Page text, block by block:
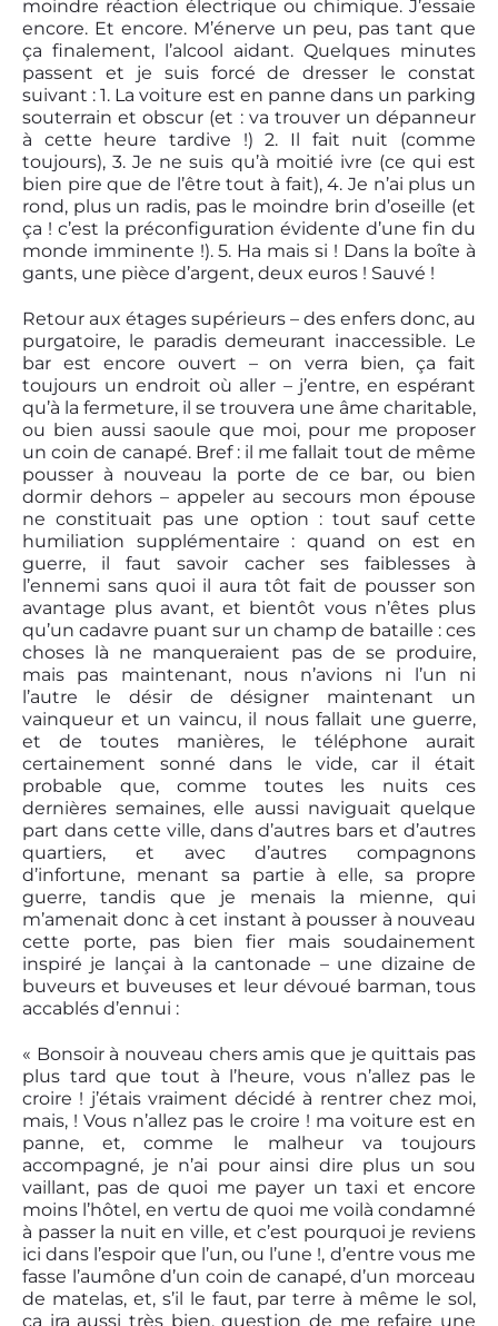
moindre réaction électrique ou chimique. J’essaie
encore. Et encore. M’énerve un peu, pas tant que
ça finalement, l’alcool aidant. Quelques minutes
passent et je suis forcé de dresser le constat
suivant : 1. La voiture est en panne dans un parking
souterrain et obscur (et : va trouver un dépanneur
à cette heure tardive !) 2. Il fait nuit (comme
toujours), 3. Je ne suis qu’à moitié ivre (ce qui est
bien pire que de l’être tout à fait), 4. Je n’ai plus un
rond, plus un radis, pas le moindre brin d’oseille (et
ça ! c’est la préconfiguration évidente d’une fin du
monde imminente !). 5. Ha mais si ! Dans la boîte à
gants, une pièce d’argent, deux euros ! Sauvé !
Retour aux étages supérieurs – des enfers donc, au
purgatoire, le paradis demeurant inaccessible. Le
bar est encore ouvert – on verra bien, ça fait
toujours un endroit où aller – j’entre, en espérant
qu’à la fermeture, il se trouvera une âme charitable,
ou bien aussi saoule que moi, pour me proposer
un coin de canapé. Bref : il me fallait tout de même
pousser à nouveau la porte de ce bar, ou bien
dormir dehors – appeler au secours mon épouse
ne constituait pas une option : tout sauf cette
humiliation supplémentaire : quand on est en
guerre, il faut savoir cacher ses faiblesses à
l’ennemi sans quoi il aura tôt fait de pousser son
avantage plus avant, et bientôt vous n’êtes plus
qu’un cadavre puant sur un champ de bataille : ces
choses là ne manqueraient pas de se produire,
mais pas maintenant, nous n’avions ni l’un ni
l’autre le désir de désigner maintenant un
vainqueur et un vaincu, il nous fallait une guerre,
et de toutes manières, le téléphone aurait
certainement sonné dans le vide, car il était
probable que, comme toutes les nuits ces
dernières semaines, elle aussi naviguait quelque
part dans cette ville, dans d’autres bars et d’autres
quartiers, et avec d’autres compagnons
d’infortune, menant sa partie à elle, sa propre
guerre, tandis que je menais la mienne, qui
m’amenait donc à cet instant à pousser à nouveau
cette porte, pas bien fier mais soudainement
inspiré je lançai à la cantonade – une dizaine de
buveurs et buveuses et leur dévoué barman, tous
accablés d’ennui :
« Bonsoir à nouveau chers amis que je quittais pas
plus tard que tout à l’heure, vous n’allez pas le
croire ! j’étais vraiment décidé à rentrer chez moi,
mais, ! Vous n’allez pas le croire ! ma voiture est en
panne, et, comme le malheur va toujours
accompagné, je n’ai pour ainsi dire plus un sou
vaillant, pas de quoi me payer un taxi et encore
moins l’hôtel, en vertu de quoi me voilà condamné
à passer la nuit en ville, et c’est pourquoi je reviens
ici dans l’espoir que l’un, ou l’une !, d’entre vous me
fasse l’aumône d’un coin de canapé, d’un morceau
de matelas, et, s’il le faut, par terre à même le sol,
ça ira aussi très bien, question de me refaire une